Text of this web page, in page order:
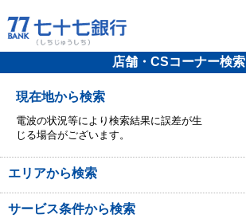
店舗・CSコーナー検索
現在地から検索
電波の状況等により検索結果に誤差が生
じる場合がございます。
エリアから検索
サービス条件から検索